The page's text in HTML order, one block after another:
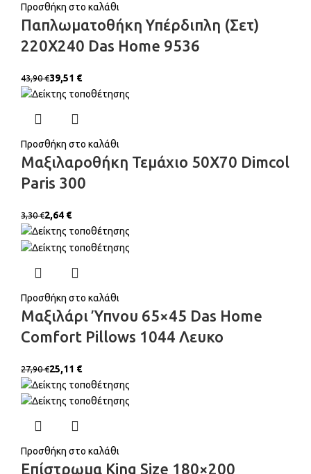
Προσθήκη στο καλάθι
Παπλωματοθήκη Υπέρδιπλη (Σετ)
220X240 Das Home 9536
43,90€39,51 €
Προσθήκη στο καλάθι
Μαξιλαροθήκη Τεμάχιο 50X70 Dimcol
Paris 300
3,30€2,64 €
Προσθήκη στο καλάθι
Μαξιλάρι Ύπνου 65×45 Das Home
Comfort Pillows 1044 Λευκο
27,90€25,11 €
Προσθήκη στο καλάθι
Επίστρωμα King Size 180×200